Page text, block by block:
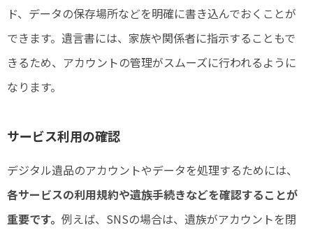
ド、データの保存場所などを明確に書き込んでおくことが
できます。遺言書には、家族や関係者に指示することもで
きるため、アカウントの管理がスムーズに行われるように
なります。
サービス利用の確認
デジタル遺品のアカウントやデータを処理するためには、
各サービスの利用規約や遺族手続きなどを確認することが
重要です。 例えば、SNSの場合は、遺族がアカウントを閉